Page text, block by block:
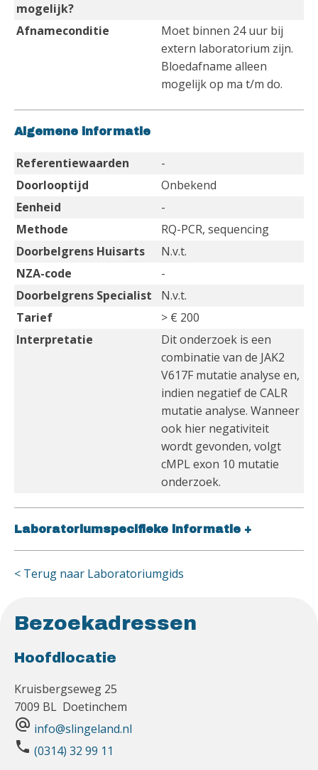
mogelijk?
Afnameconditie
Moet binnen 24 uur bij
extern laboratorium zijn.
Bloedafname alleen
mogelijk op ma t/m do.
Algemene informatie
Referentiewaarden
-
Doorlooptijd
Onbekend
Eenheid
-
Methode
RQ-PCR, sequencing
Doorbelgrens Huisarts
N.v.t.
NZA-code
-
Doorbelgrens Specialist
N.v.t.
Tarief
> € 200
Interpretatie
Dit onderzoek is een
combinatie van de JAK2
V617F mutatie analyse en,
indien negatief de CALR
mutatie analyse. Wanneer
ook hier negativiteit
wordt gevonden, volgt
cMPL exon 10 mutatie
onderzoek.
Laboratoriumspecifieke informatie +
< Terug naar Laboratoriumgids
Bezoekadressen
Hoofdlocatie
Kruisbergseweg 25
7009 BL Doetinchem
alternate_email info@slingeland.nl
phone (0314) 32 99 11